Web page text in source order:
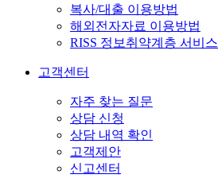
복사/대출 이용방법
해외전자자료 이용방법
RISS 정보취약계층 서비
고객센터
자주 찾는 질문
상담 신청
상담 내역 확인
고객제안
신고센터